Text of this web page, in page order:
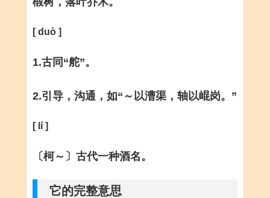
[ duò ]
1.古同“舵”。
2.引导，沟通，如“～以漕渠，轴以崐岗。”
[ lí ]
〔柯～〕古代一种酒名。
它的完整意思